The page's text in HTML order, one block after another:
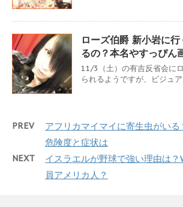
ローズ伯爵 新小岩に
るの？本名やすっぴん
11/3（土）の有吉反省会に
られるようですが、ビジュ
PREV
アフリカマイマイに寄生虫がい
危険度と症状は
NEXT
イスラエルが野球で強い理由は？
員アメリカ人？